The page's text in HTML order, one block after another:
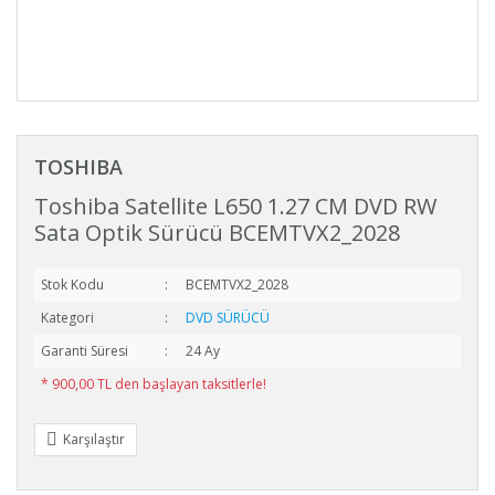
TOSHIBA
Toshiba Satellite L650 1.27 CM DVD RW
Sata Optik Sürücü BCEMTVX2_2028
Stok Kodu
BCEMTVX2_2028
Kategori
DVD SÜRÜCÜ
Garanti Süresi
24 Ay
* 900,00 TL den başlayan taksitlerle!
Karşılaştır